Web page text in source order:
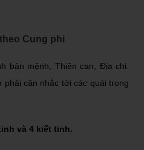
Cung phi
bản mệnh, Thiên can, Địa chi.
phải cân nhắc tới các quái trong
và 4 kiết tinh.